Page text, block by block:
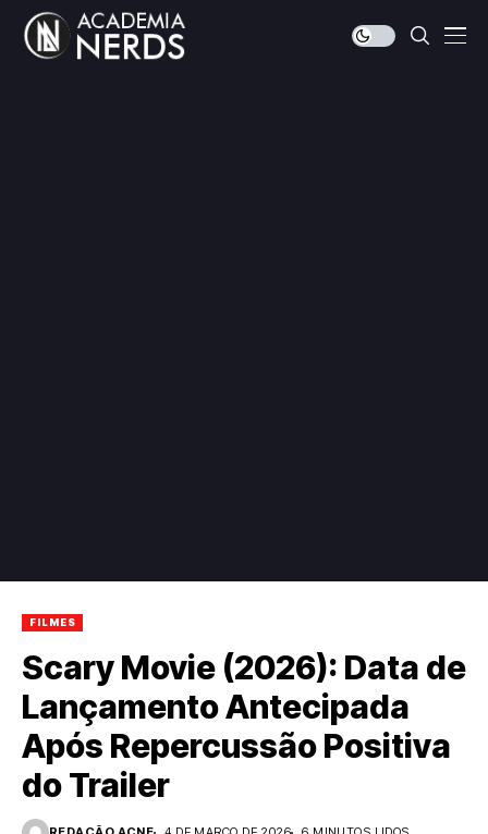
FILMES
Scary Movie (2026): Data de
Lançamento Antecipada
Após Repercussão Positiva
do Trailer